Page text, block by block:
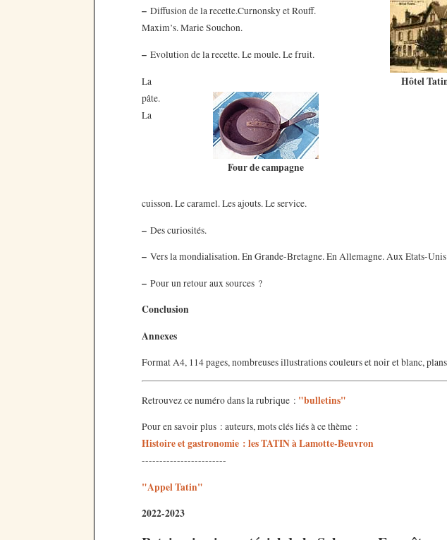
Hôtel
–Diffusion de la recette.Curnonsky et Rouff.
Maxim’s. Marie Souchon.
–Evolution de la recette. Le moule. Le fruit.
Four de campagne
La
pâte.
La
cuisson. Le caramel. Les ajouts. Le service.
–Des curiosités.
–Vers la mondialisation. En Grande-Bretagne. En Allemagne. Aux Etats-
–Pour un retour aux sources ?
Conclusion
Annexes
Format A4, 114 pages, nombreuses illustrations couleurs et noir et blanc,
Retrouvez ce numéro dans la rubrique : "bulletins"
Pour en savoir plus : auteurs, mots clés liés à ce thème :
Histoire et gastronomie : les TATIN à Lamotte-Beuvron
------------------------
"Appel Tatin"
2022-2023